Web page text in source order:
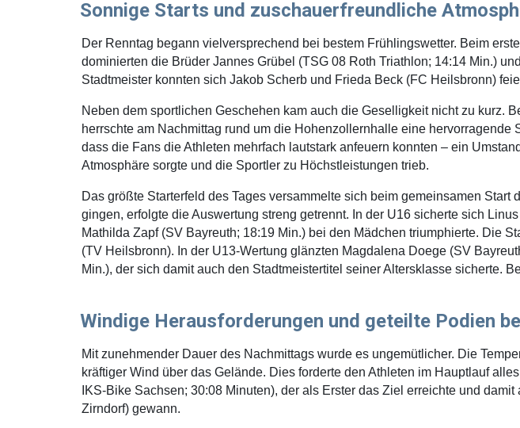
Sonnige Starts und zuschauerfreundliche
Der Renntag begann vielversprechend bei bestem Frühlingswetter. Beim
dominierten die Brüder Jannes Grübel (TSG 08 Roth Triathlon; 14:14 Min.)
Stadtmeister konnten sich Jakob Scherb und Frieda Beck (FC Heilsbronn)
Neben dem sportlichen Geschehen kam auch die Geselligkeit nicht zu kurz.
herrschte am Nachmittag rund um die Hohenzollernhalle eine
dass die Fans die Athleten mehrfach lautstark anfeuern konnten – ein
Atmosphäre sorgte und die Sportler zu Höchstleistungen trieb.
Das größte Starterfeld des Tages versammelte sich beim gemeinsamen
gingen, erfolgte die Auswertung streng getrennt. In der U16 sicherte sich
Mathilda Zapf (SV Bayreuth; 18:19 Min.) bei den Mädchen triumphierte. Die
(TV Heilsbronn). In der U13-Wertung glänzten Magdalena Doege (SV
Min.), der sich damit auch den Stadtmeistertitel seiner Altersklasse sicherte.
Windige Herausforderungen und geteilte Podien
Mit zunehmender Dauer des Nachmittags wurde es ungemütlicher. Die
kräftiger Wind über das Gelände. Dies forderte den Athleten im Hauptlauf
IKS-Bike Sachsen; 30:08 Minuten), der als Erster das Ziel erreichte und
Zirndorf) gewann.